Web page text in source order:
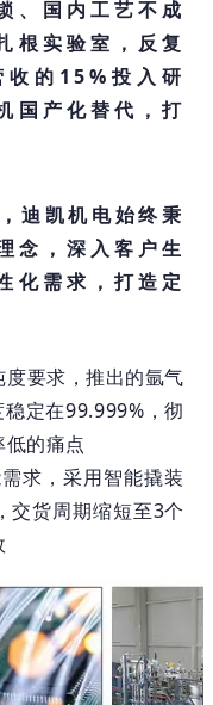
、国内工艺不成
根实验室，反复
的15%投入研
国产化替代，打
迪凯机电始终秉
念，深入客户生
化需求，打造定
要求，推出的氩气
定在99.999%，彻
的痛点
求，采用智能撬装
交货周期缩短至3个